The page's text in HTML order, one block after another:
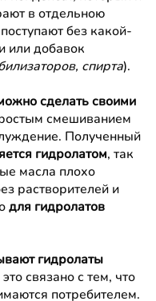
в отдельною
без какой-
или добавок
спирта).
сделать своими
смешиванием
Полученный
гидролатом, так
масла плохо
растворителей и
для гидролатов
гидролаты
это связано с тем, что
потребителем.